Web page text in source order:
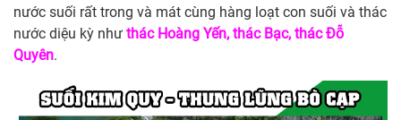
nước suối rất trong và mát cùng hàng loạt con suối và thác
nước diệu kỳ như thác Hoàng Yến, thác Bạc, thác Đỗ
Quyên.